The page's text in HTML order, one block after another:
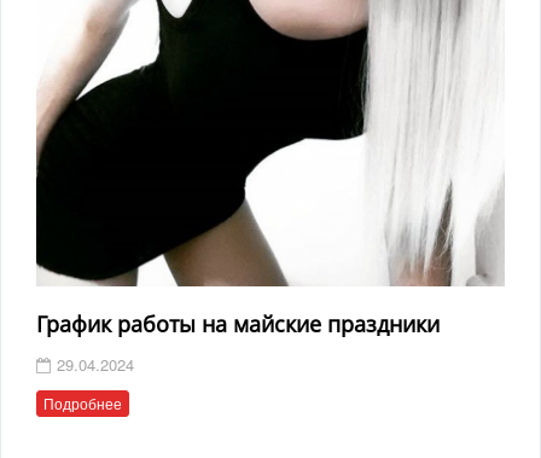
График работы на майские праздники
29.04.2024
Подробнее